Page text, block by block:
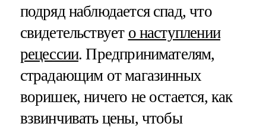
подряд наблюдается спад, что
свидетельствует о наступлении
рецессии. Предпринимателям,
страдающим от магазинных
воришек, ничего не остается, как
взвинчивать цены, чтобы